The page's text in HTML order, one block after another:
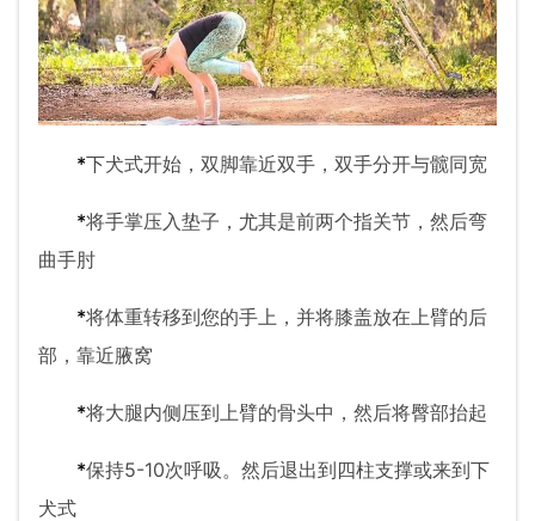
*下犬式开始，双脚靠近双手，双手分开与髋同宽
*将手掌压入垫子，尤其是前两个指关节，然后弯
曲手肘
*将体重转移到您的手上，并将膝盖放在上臂的后
部，靠近腋窝
*将大腿内侧压到上臂的骨头中，然后将臀部抬起
*保持5-10次呼吸。然后退出到四柱支撑或来到下
犬式